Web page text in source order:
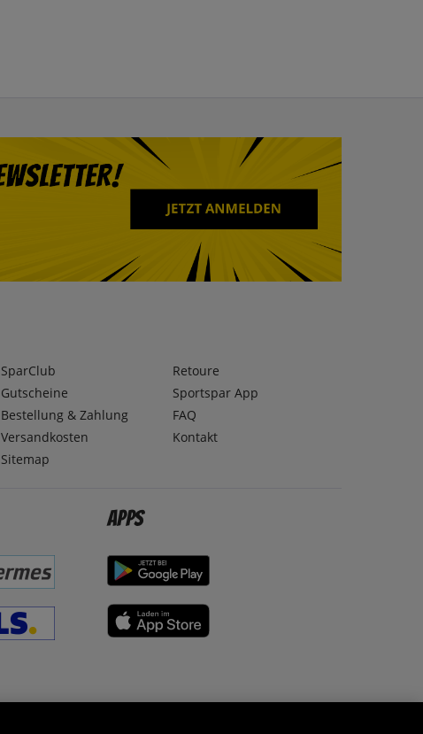
SparClub
Gutscheine
Bestellung & Zahlung
Versandkosten
Sitemap
Retoure
Sportspar App
FAQ
Kontakt
Apps